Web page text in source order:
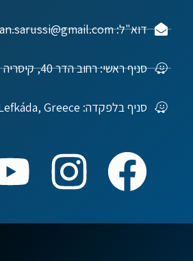
דוא"ל: idan.sarussi@gmail.com
סניף ראשי: רחוב הדר 40, קיסריה
סניף בלפקדה: Ioannou Mela 6 , Lefkáda, Greece